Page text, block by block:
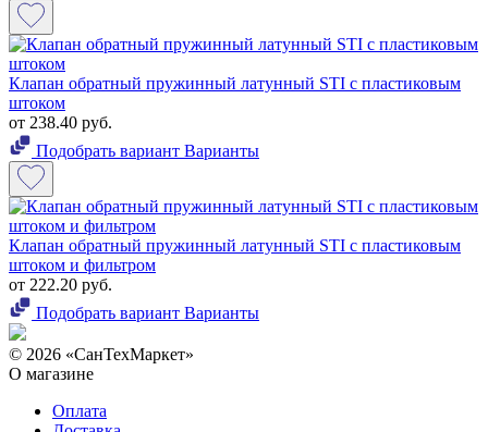
Клапан обратный пружинный латунный STI с пластиковым
штоком
от 238.40 руб.
Подобрать вариант Варианты
Клапан обратный пружинный латунный STI с пластиковым
штоком и фильтром
от 222.20 руб.
Подобрать вариант Варианты
© 2026 «СанТехМаркет»
О магазине
Оплата